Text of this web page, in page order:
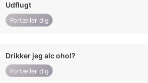
Udflugt
Fortæller dig
Drikker jeg alc ohol?
Fortæller dig